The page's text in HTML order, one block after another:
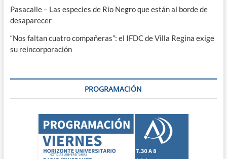
Pasacalle – Las especies de Río Negro que están al borde de
desaparecer
“Nos faltan cuatro compañeras”: el IFDC de Villa Regina exige
su reincorporación
PROGRAMACIÓN